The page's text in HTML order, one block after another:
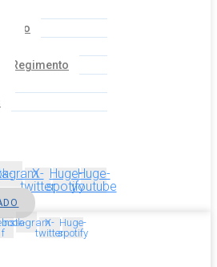
e Regimento
X-
twitter
Huge-
spotify
Huge-
youtube
f
InstagramX-
twitter
Huge-
spotify